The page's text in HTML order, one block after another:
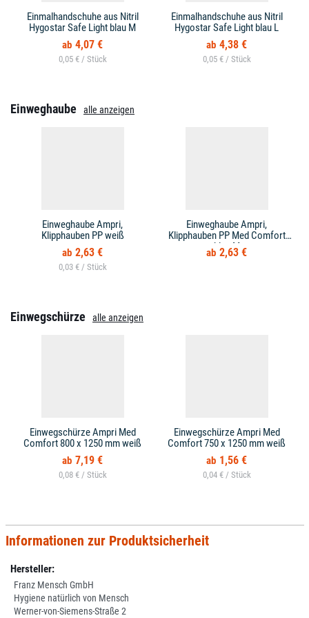
Einmalhandschuhe aus Nitril
Hygostar Safe Light blau M
4,07 €
0,05 € /
Einmalhandschuhe aus Nitril
Hygostar Safe Light blau L
4,38 €
0,05 € /
Einweghaube alle anzeigen
Einweghaube Ampri,
Klipphauben PP weiß
2,63 €
0,03 € /
Einweghaube Ampri,
Klipphauben PP Med Comfort
blau M
2,63 €
Einwegschürze alle anzeigen
Einwegschürze Ampri Med
Comfort 800 x 1250 mm weiß
7,19 €
0,08 € /
Einwegschürze Ampri Med
Comfort 750 x 1250 mm weiß
1,56 €
0,04 € /
Informationen zur Produktsicherheit
Hersteller:
Franz Mensch GmbH
Hygiene natürlich von Mensch
Werner-von-Siemens-Straße 2